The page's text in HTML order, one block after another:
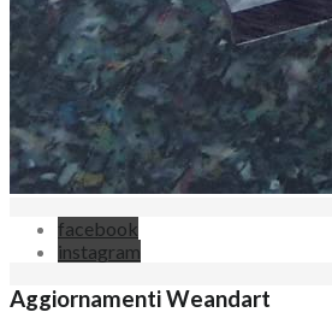
facebook
instagram
Aggiornamenti Weandart